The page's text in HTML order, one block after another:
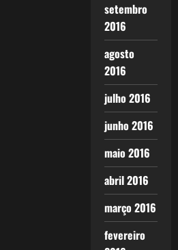
setembro
2016
agosto
2016
julho 2016
junho 2016
maio 2016
abril 2016
março 2016
fevereiro